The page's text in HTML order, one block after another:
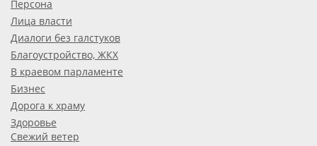
Персона
Лица власти
Диалоги без галстуков
Благоустройство, ЖКХ
В краевом парламенте
Бизнес
Дорога к храму
Здоровье
Свежий ветер